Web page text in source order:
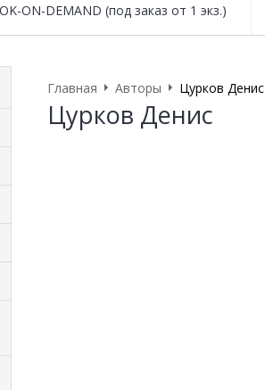
ON-DEMAND (под заказ от 1 экз.)
Главная Авторы Цурков Денис
Цурков Денис